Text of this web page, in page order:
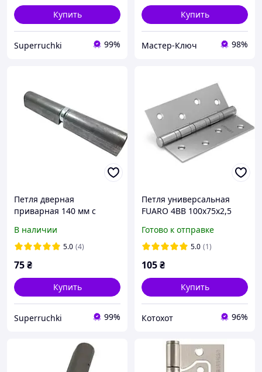
Купить
Superruchki 99%
Купить
Мастер-Ключ 98%
Петля дверная
приварная 140 мм с
В наличии
5.0 (4)
75₴
Купить
Superruchki 99%
Петля универсальная
FUARO 4BB 100x75x2,5
Готово к отправке
5.0 (1)
105₴
Купить
Котохот 96%